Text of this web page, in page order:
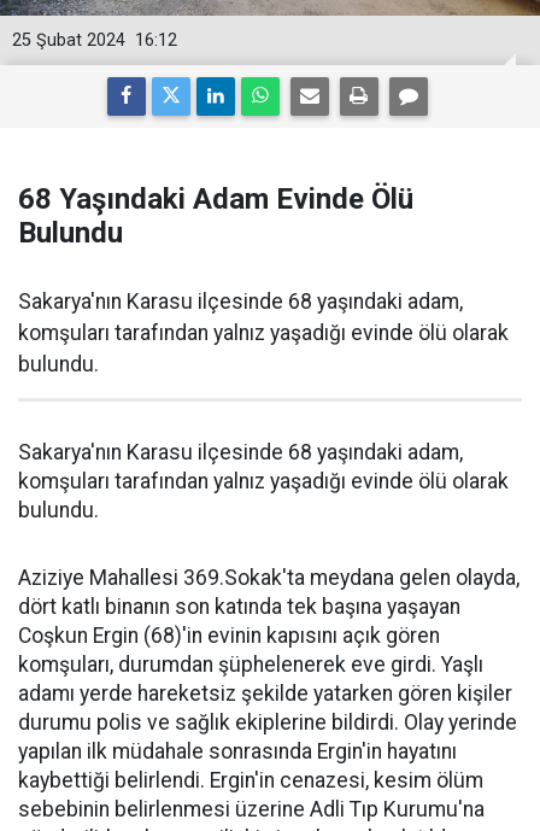
16:12
25 Şubat 2024
68 Yaşındaki Adam Evinde Ölü
Bulundu
Sakarya'nın Karasu ilçesinde 68 yaşındaki adam,
komşuları tarafından yalnız yaşadığı evinde ölü olarak
bulundu.
Sakarya'nın Karasu ilçesinde 68 yaşındaki adam,
komşuları tarafından yalnız yaşadığı evinde ölü olarak
bulundu.
Aziziye Mahallesi 369.Sokak'ta meydana gelen olayda,
dört katlı binanın son katında tek başına yaşayan
Coşkun Ergin (68)'in evinin kapısını açık gören
komşuları, durumdan şüphelenerek eve girdi. Yaşlı
adamı yerde hareketsiz şekilde yatarken gören kişiler
durumu polis ve sağlık ekiplerine bildirdi. Olay yerinde
yapılan ilk müdahale sonrasında Ergin'in hayatını
kaybettiği belirlendi. Ergin'in cenazesi, kesim ölüm
sebebinin belirlenmesi üzerine Adli Tıp Kurumu'na